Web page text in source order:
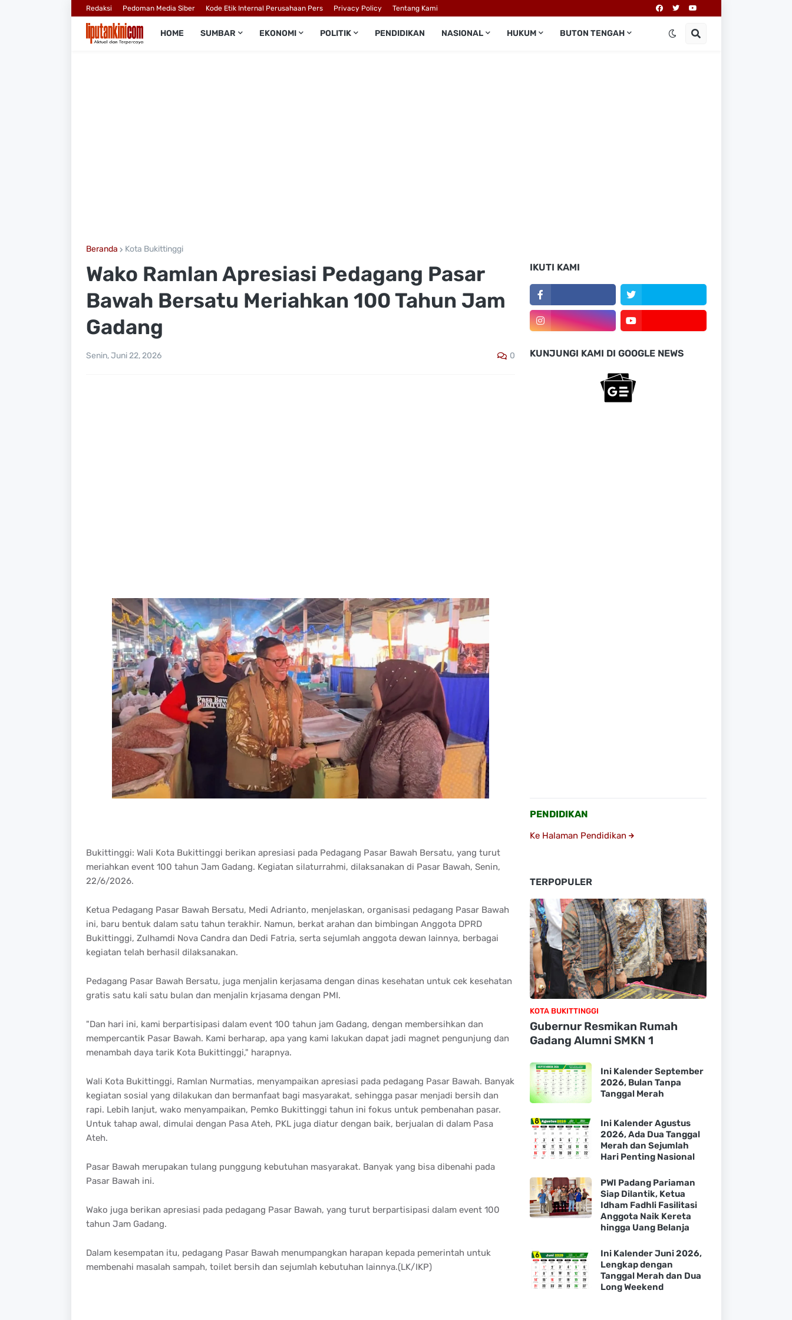
Redaksi Pedoman Media Siber Kode Etik Internal Perusahaan Pers Privacy Policy Tentang Kami
HOME SUMBAR EKONOMI POLITIK PENDIDIKAN NASIONAL HUKUM BUTON TENGAH
Beranda Kota Bukittinggi
Wako Ramlan Apresiasi Pedagang Pasar
Bawah Bersatu Meriahkan 100 Tahun Jam
Gadang
Senin, Juni 22, 2026 0
Bukittinggi: Wali Kota Bukittinggi berikan apresiasi pada Pedagang Pasar Bawah Bersatu, yang turut
meriahkan event 100 tahun Jam Gadang. Kegiatan silaturrahmi, dilaksanakan di Pasar Bawah, Senin,
22/6/2026.
Ketua Pedagang Pasar Bawah Bersatu, Medi Adrianto, menjelaskan, organisasi pedagang Pasar Bawah
ini, baru bentuk dalam satu tahun terakhir. Namun, berkat arahan dan bimbingan Anggota DPRD
Bukittinggi, Zulhamdi Nova Candra dan Dedi Fatria, serta sejumlah anggota dewan lainnya, berbagai
kegiatan telah berhasil dilaksanakan.
Pedagang Pasar Bawah Bersatu, juga menjalin kerjasama dengan dinas kesehatan untuk cek kesehatan
gratis satu kali satu bulan dan menjalin krjasama dengan PMI.
"Dan hari ini, kami berpartisipasi dalam event 100 tahun jam Gadang, dengan membersihkan dan
mempercantik Pasar Bawah. Kami berharap, apa yang kami lakukan dapat jadi magnet pengunjung dan
menambah daya tarik Kota Bukittinggi," harapnya.
Wali Kota Bukittinggi, Ramlan Nurmatias, menyampaikan apresiasi pada pedagang Pasar Bawah. Banyak
kegiatan sosial yang dilakukan dan bermanfaat bagi masyarakat, sehingga pasar menjadi bersih dan
rapi. Lebih lanjut, wako menyampaikan, Pemko Bukittinggi tahun ini fokus untuk pembenahan pasar.
Untuk tahap awal, dimulai dengan Pasa Ateh, PKL juga diatur dengan baik, berjualan di dalam Pasa
Ateh.
Pasar Bawah merupakan tulang punggung kebutuhan masyarakat. Banyak yang bisa dibenahi pada
Pasar Bawah ini.
Wako juga berikan apresiasi pada pedagang Pasar Bawah, yang turut berpartisipasi dalam event 100
tahun Jam Gadang.
Dalam kesempatan itu, pedagang Pasar Bawah menumpangkan harapan kepada pemerintah untuk
membenahi masalah sampah, toilet bersih dan sejumlah kebutuhan lainnya.(LK/IKP)
IKUTI KAMI
KUNJUNGI KAMI DI GOOGLE NEWS
PENDIDIKAN
Ke Halaman Pendidikan
TERPOPULER
KOTA BUKITTINGGI
Gubernur Resmikan Rumah
Gadang Alumni SMKN 1
Ini Kalender September
2026, Bulan Tanpa
Tanggal Merah
Ini Kalender Agustus
2026, Ada Dua Tanggal
Merah dan Sejumlah
Hari Penting Nasional
PWI Padang Pariaman
Siap Dilantik, Ketua
Idham Fadhli Fasilitasi
Anggota Naik Kereta
hingga Uang Belanja
Ini Kalender Juni 2026,
Lengkap dengan
Tanggal Merah dan Dua
Long Weekend